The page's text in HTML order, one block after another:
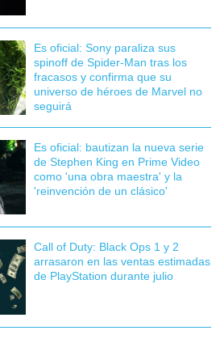
Es oficial: Sony paraliza sus
spinoff de Spider-Man tras los
fracasos y confirma que su
universo de héroes de Marvel no
seguirá
Es oficial: bautizan la nueva serie
de Stephen King en Prime Video
como 'una obra maestra' y la
'reinvención de un clásico'
Call of Duty: Black Ops 1 y 2
arrasaron en las ventas estimadas
de PlayStation durante julio